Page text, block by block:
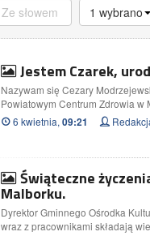
1 wybrano
Jestem Czarek,
Nazywam się Cezary
Powiatowym Centrum Zdrowia w
6 kwietnia, 09:21
Świąteczne
Malborku.
Dyrektor Gminnego Ośrodka
wraz z pracownikami składają